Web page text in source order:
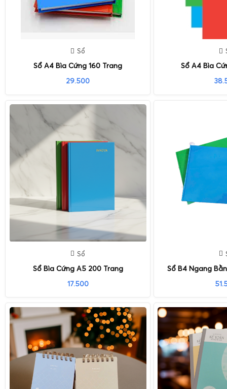
Sổ
Sổ A4 Bìa Cứng 160 Trang
29.500
Sổ A4 Bìa
Sổ
Sổ Bìa Cứng A5 200 Trang
17.500
Sổ B4 Ngang